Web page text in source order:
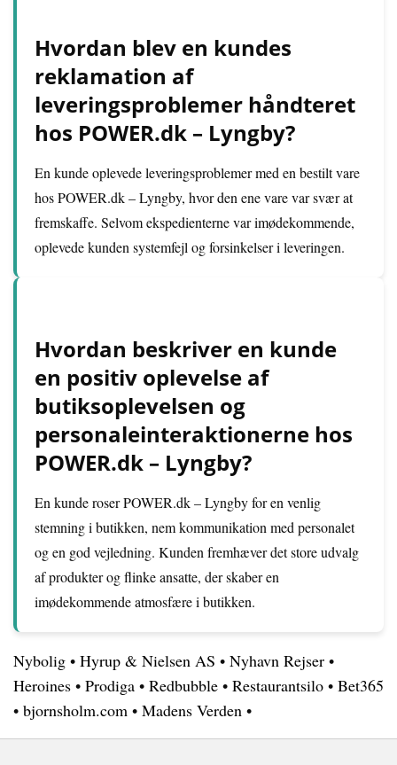
Hvordan blev en kundes
reklamation af
leveringsproblemer håndteret
hos POWER.dk – Lyngby?
En kunde oplevede leveringsproblemer med en bestilt vare
hos POWER.dk – Lyngby, hvor den ene vare var svær at
fremskaffe. Selvom ekspedienterne var imødekommende,
oplevede kunden systemfejl og forsinkelser i leveringen.
Hvordan beskriver en kunde
en positiv oplevelse af
butiksoplevelsen og
personaleinteraktionerne hos
POWER.dk – Lyngby?
En kunde roser POWER.dk – Lyngby for en venlig
stemning i butikken, nem kommunikation med personalet
og en god vejledning. Kunden fremhæver det store udvalg
af produkter og flinke ansatte, der skaber en
imødekommende atmosfære i butikken.
Nybolig • Hyrup & Nielsen AS • Nyhavn Rejser •
Heroines • Prodiga • Redbubble • Restaurantsilo • Bet365
• bjornsholm.com • Madens Verden •